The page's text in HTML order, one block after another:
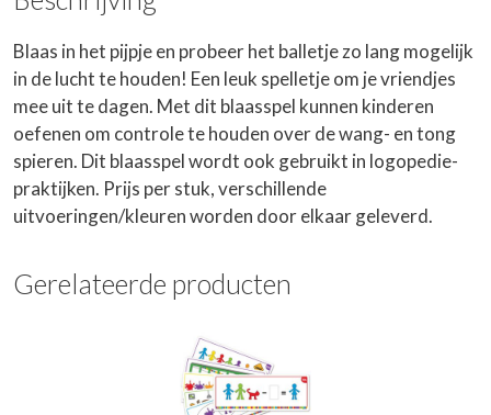
Blaas in het pijpje en probeer het balletje zo lang mogelijk
in de lucht te houden! Een leuk spelletje om je vriendjes
mee uit te dagen. Met dit blaasspel kunnen kinderen
oefenen om controle te houden over de wang- en tong
spieren. Dit blaasspel wordt ook gebruikt in logopedie-
praktijken. Prijs per stuk, verschillende
uitvoeringen/kleuren worden door elkaar geleverd.
Gerelateerde producten